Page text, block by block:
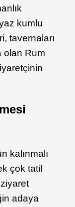
kumlu
tavernaları
olan Rum
kalınmalı
çok tatil
adaya